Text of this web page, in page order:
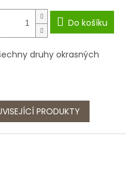
Do košíku
druhy okrasných
PRODUKTY